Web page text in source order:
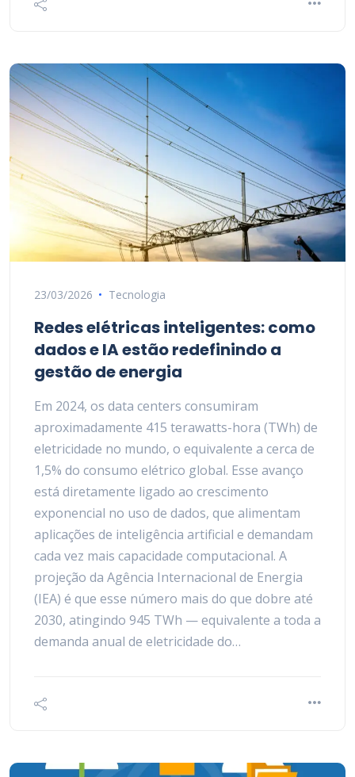
23/03/2026 Tecnologia
Redes elétricas inteligentes: como
dados e IA estão redefinindo a
gestão de energia
Em 2024, os data centers consumiram
aproximadamente 415 terawatts-hora (TWh) de
eletricidade no mundo, o equivalente a cerca de
1,5% do consumo elétrico global. Esse avanço
está diretamente ligado ao crescimento
exponencial no uso de dados, que alimentam
aplicações de inteligência artificial e demandam
cada vez mais capacidade computacional. A
projeção da Agência Internacional de Energia
(IEA) é que esse número mais do que dobre até
2030, atingindo 945 TWh — equivalente a toda a
demanda anual de eletricidade do…